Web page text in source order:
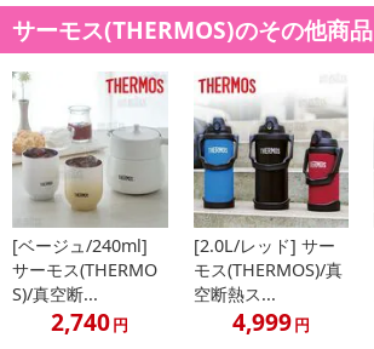
サーモス(THERMOS)のその他商品
[ベージュ/240ml]
サーモス(THERMO
S)/真空断...
2,740円
[2.0L/レッド] サー
モス(THERMOS)/真
空断熱ス...
4,999円